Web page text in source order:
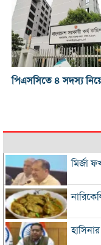
পিএসসিতে ৪ সদস্য
মির্জা